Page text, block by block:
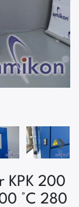
KPK 200
°C 280